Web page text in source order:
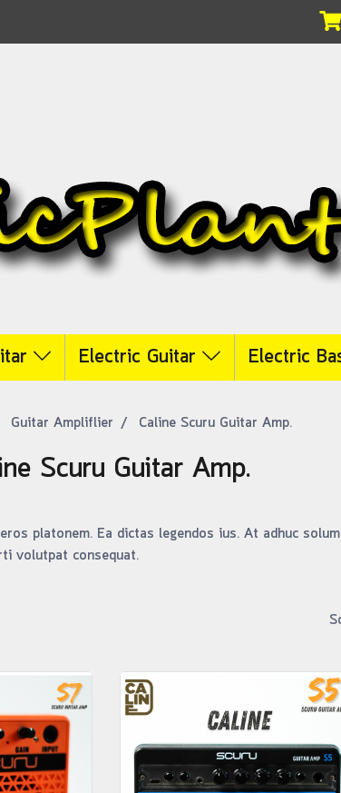
Electric Guitar Electric
Guitar Ampliflier Caline Scuru Guitar Amp.
Scuru Guitar Amp.
platonem. Ea dictas legendos ius. At adhuc
volutpat consequat.